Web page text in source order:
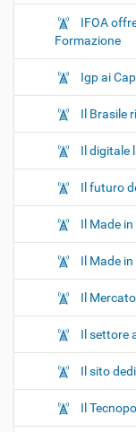
IFOA
Formazione
Igp ai
Il Brasile
Il digitale
Il futuro
Il Made
Il Made
Il
Il settore
Il sito
Il